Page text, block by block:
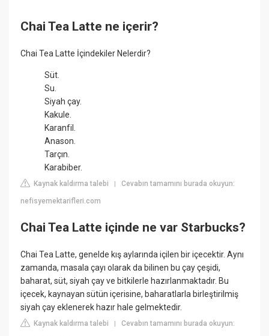
Chai Tea Latte ne içerir?
Chai Tea Latte İçindekiler Nelerdir?
Süt.
Su.
Siyah çay.
Kakule.
Karanfil.
Anason.
Tarçın.
Karabiber.
Kaynak kaldırma talebi |Cevabın tamamını burada okuyun:
nefisyemektarifleri.com
Chai Tea Latte içinde ne var Starbucks?
Chai Tea Latte, genelde kış aylarında içilen bir içecektir. Aynı
zamanda, masala çayı olarak da bilinen bu çay çeşidi,
baharat, süt, siyah çay ve bitkilerle hazırlanmaktadır. Bu
içecek, kaynayan sütün içerisine, baharatlarla birleştirilmiş
siyah çay eklenerek hazır hale gelmektedir.
Kaynak kaldırma talebi |Cevabın tamamını burada okuyun: